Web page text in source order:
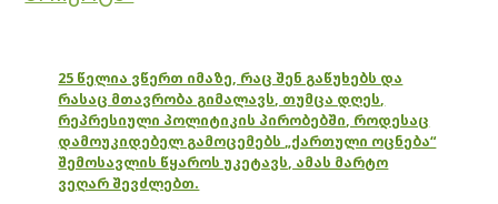
25 წელია ვწერთ იმაზე, რაც შენ გაწუხებს და
რასაც მთავრობა გიმალავს, თუმცა დღეს,
რეპრესიული პოლიტიკის პირობებში, როდესაც
დამოუკიდებელ გამოცემებს „ქართული ოცნება“
შემოსავლის წყაროს უკეტავს, ამას მარტო
ვეღარ შევძლებთ.